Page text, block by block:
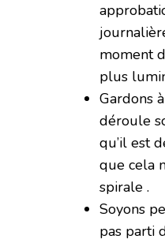
moment
plus
Gardons
déroule
qu’il est
que cela
spirale .
Soyons
pas parti